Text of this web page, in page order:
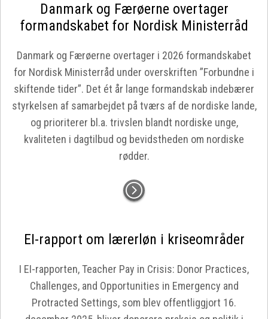
Danmark og Færøerne overtager
formandskabet for Nordisk Ministerråd
Danmark og Færøerne overtager i 2026 formandskabet
for Nordisk Ministerråd under overskriften ”Forbundne i
skiftende tider”. Det ét år lange formandskab indebærer
styrkelsen af samarbejdet på tværs af de nordiske lande,
og prioriterer bl.a. trivslen blandt nordiske unge,
kvaliteten i dagtilbud og bevidstheden om nordiske
rødder.
EI-rapport om lærerløn i kriseområder
I EI-rapporten, Teacher Pay in Crisis: Donor Practices,
Challenges, and Opportunities in Emergency and
Protracted Settings, som blev offentliggjort 16.